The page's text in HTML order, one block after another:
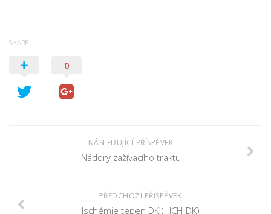
SHARE
0
NÁSLEDUJÍCÍ PŘÍSPĚVEK
Nádory zažívacího traktu
PŘEDCHOZÍ PŘÍSPĚVEK
Ischémie tepen DK (=ICH-DK)